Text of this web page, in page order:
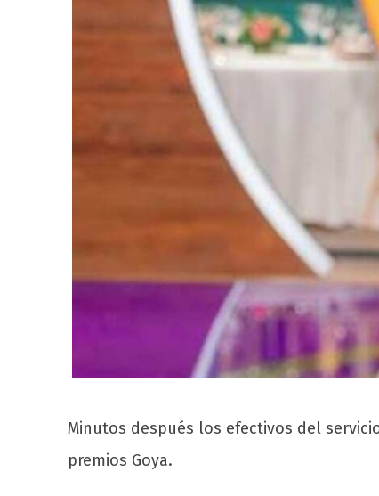
Minutos después los efectivos del
premios Goya.